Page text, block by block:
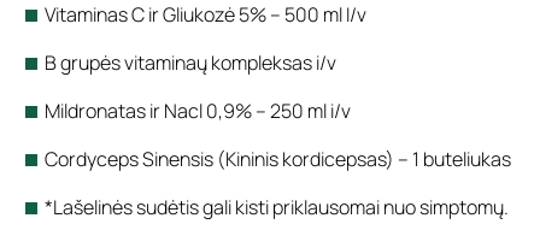
Vitaminas C ir Gliukozė 5% – 500 ml I/v
B grupės vitaminaų kompleksas i/v
Mildronatas ir Nacl 0,9% – 250 ml i/v
Cordyceps Sinensis (Kininis kordicepsas) – 1 buteliukas
*Lašelinės sudėtis gali kisti priklausomai nuo simptomų.